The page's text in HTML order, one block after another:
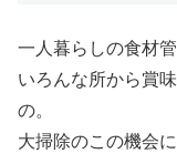
一人暮らしの食材
いろんな所から賞
の。
大掃除のこの機会